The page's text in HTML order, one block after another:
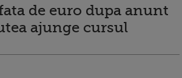
de euro dupa anunt
ajunge cursul